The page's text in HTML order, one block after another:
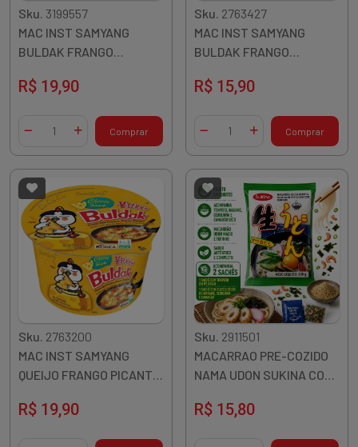
Sku. 3199557
MAC INST SAMYANG
BULDAK FRANGO
COREIA
R$ 19,90
Diminuir QuantidadeAdicionar Quantidade
Comprar
Sku. 2763427
MAC INST SAMYANG
BULDAK FRANGO
COREIA
R$ 15,90
Diminuir QuantidadeAdicionar Quantidade
Comprar
Sku. 2763200
MAC INST SAMYANG
QUEIJO FRANGO PICANTE
R$ 19,90
Sku. 2911501
MACARRAO PRE-COZIDO
NAMA UDON SUKINA COM
R$ 15,80